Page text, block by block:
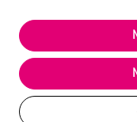
Cookie beállítások
English
elengedhetetlenek a
kikapcsolni őket a
statisztikai, vagy
esetekben az
megosztjuk hirdetési
partnereinkkel.